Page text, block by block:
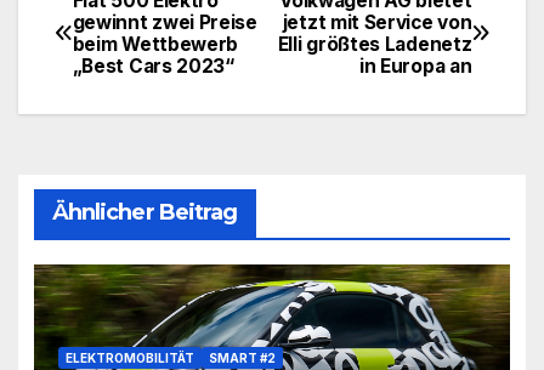
Beitragsnavigation
jetzt mit Service von
Elli größtes Ladenetz
in Europa an
gewinnt zwei Preise
beim Wettbewerb
„Best Cars 2023“
Ähnlicher Beitrag
ELEKTROMOBILITÄT SMART #2